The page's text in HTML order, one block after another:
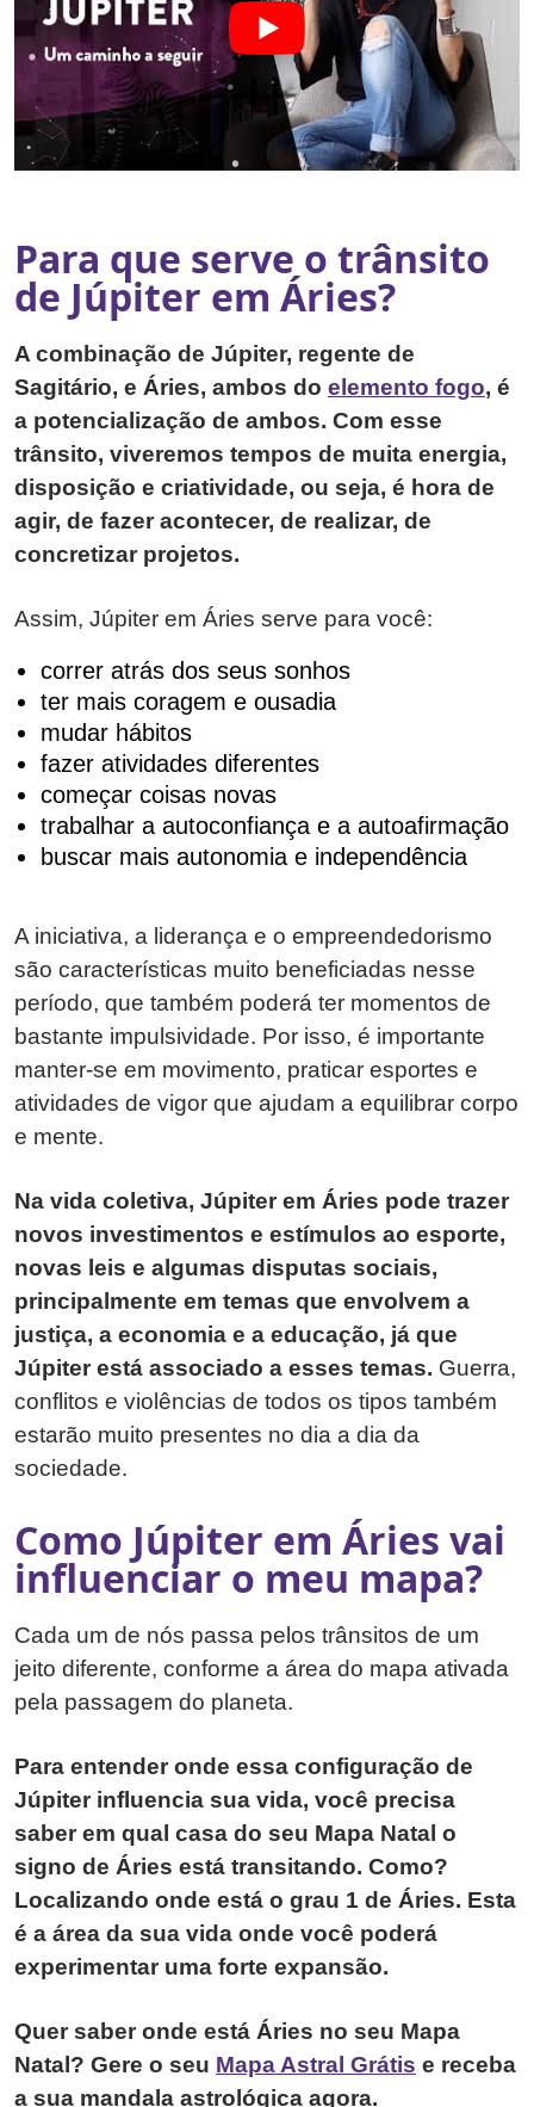
Para que serve o trânsito
de Júpiter em Áries?
A combinação de Júpiter, regente de
Sagitário, e Áries, ambos do elemento fogo, é
a potencialização de ambos. Com esse
trânsito, viveremos tempos de muita energia,
disposição e criatividade, ou seja, é hora de
agir, de fazer acontecer, de realizar, de
concretizar projetos.
Assim, Júpiter em Áries serve para você:
correr atrás dos seus sonhos
ter mais coragem e ousadia
mudar hábitos
fazer atividades diferentes
começar coisas novas
trabalhar a autoconfiança e a autoafirmação
buscar mais autonomia e independência
A iniciativa, a liderança e o empreendedorismo
são características muito beneficiadas nesse
período, que também poderá ter momentos de
bastante impulsividade. Por isso, é importante
manter-se em movimento, praticar esportes e
atividades de vigor que ajudam a equilibrar corpo
e mente.
Na vida coletiva, Júpiter em Áries pode trazer
novos investimentos e estímulos ao esporte,
novas leis e algumas disputas sociais,
principalmente em temas que envolvem a
justiça, a economia e a educação, já que
Júpiter está associado a esses temas. Guerra,
conflitos e violências de todos os tipos também
estarão muito presentes no dia a dia da
sociedade.
Como Júpiter em Áries vai
influenciar o meu mapa?
Cada um de nós passa pelos trânsitos de um
jeito diferente, conforme a área do mapa ativada
pela passagem do planeta.
Para entender onde essa configuração de
Júpiter influencia sua vida, você precisa
saber em qual casa do seu Mapa Natal o
signo de Áries está transitando. Como?
Localizando onde está o grau 1 de Áries. Esta
é a área da sua vida onde você poderá
experimentar uma forte expansão.
Quer saber onde está Áries no seu Mapa
Natal? Gere o seu Mapa Astral Grátis e receba
a sua mandala astrológica agora.